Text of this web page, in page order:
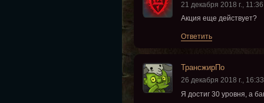
21 декабря 2018 г., 11:36
Акция еще действует?
Ответить
ТрансжирПо
26 декабря 2018 г., 16:33
Я достиг 30 уровня, а